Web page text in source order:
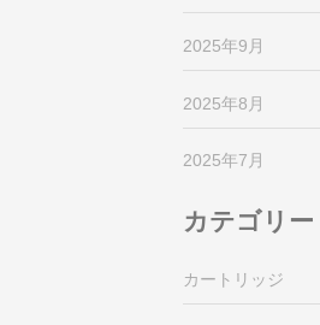
2025年9月
2025年8月
2025年7月
カテゴリー
カートリッジ